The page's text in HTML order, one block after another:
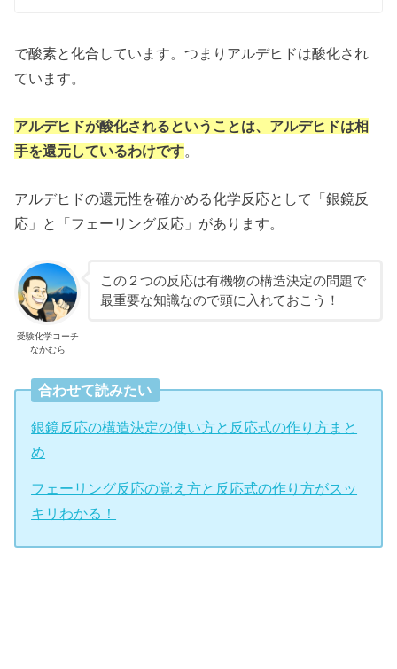
で酸素と化合しています。つまりアルデヒドは酸化され
ています。
アルデヒドが酸化されるということは、アルデヒドは相
手を還元しているわけです。
アルデヒドの還元性を確かめる化学反応として「銀鏡反
応」と「フェーリング反応」があります。
受験化学コーチ
なかむら
この２つの反応は有機物の構造決定の問題で
最重要な知識なので頭に入れておこう！
合わせて読みたい
銀鏡反応の構造決定の使い方と反応式の作り方まと
め
フェーリング反応の覚え方と反応式の作り方がスッ
キリわかる！